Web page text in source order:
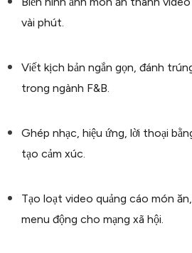
vài phút.
Viết kịch bản ngắn gọn, đánh
trong ngành F&B.
Ghép nhạc, hiệu ứng, lời thoại
tạo cảm xúc.
Tạo loạt video quảng cáo món
menu động cho mạng xã hội.